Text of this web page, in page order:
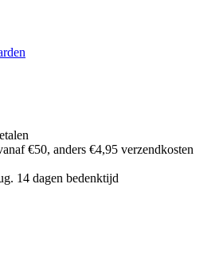
€50, anders €4,95 verzendkosten
14 dagen bedenktijd